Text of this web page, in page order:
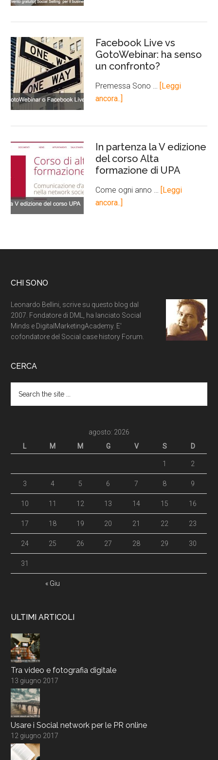
Facebook Live vs
GotoWebinar: ha senso
un confronto?
Premessa Sono …
[Leggi
ancora..]
In partenza la V edizione
del corso Alta
formazione di UPA
Come ogni anno …
[Leggi
ancora..]
CHI SONO
Leonardo Bellini, scrive su questo blog dal
2007. Fondatore di DML, ha lanciato Social
Minds e DigitalMarketingAcademy. E'
cofondatore del Social case history Forum.
CERCA
agosto: 2026
L
M M G V S D
« Giu
1 2
3 4 5 6 7 8 9
10 11 12 13 14 15 16
17 18 19 20 21 22 23
24 25 26 27 28 29 30
31
ULTIMI ARTICOLI
Tra video e fotografia digitale
13 giugno 2017
Usare i Social network per le PR online
12 giugno 2017